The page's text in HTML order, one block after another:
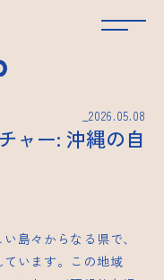
_2026.05.08
ャー: 沖縄の自
島々からなる県で、
います。この地域